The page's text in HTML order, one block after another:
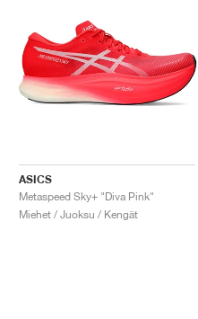
ASICS
Metaspeed Sky+ "Diva Pink"
Miehet / Juoksu / Kengät